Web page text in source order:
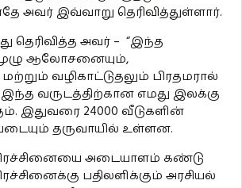
அவர் இவ்வாறு தெரிவித்துள்ளார்.
தெரிவித்த அவர் – “இந்த
ஆலோசனையும்,
வழிகாட்டுதலும் பிரதமரால்
வருடத்திற்கான எமது இலக்கு
இதுவரை 24000 வீடுகளின்
தருவாயில் உள்ளன.
அடையாளம் கண்டு
பதிலளிக்கும் அரசியல்